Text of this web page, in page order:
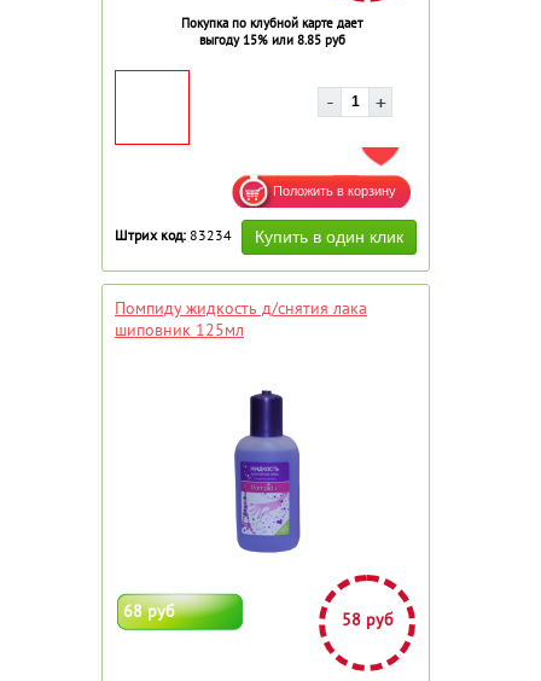
Покупка по клубной карте дает
выгоду 15% или 8.85 руб
ДОБАВИТЬ В ИЗБРАННОЕ
Штрих код: 83234
Помпиду жидкость д/снятия лака
шиповник 125мл
68 руб 58 руб